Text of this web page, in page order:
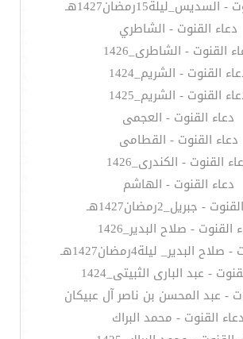
دعاء القنوت - الشاطري
القنوت - الشاطرى_1426
القنوت - الشريم_1424
القنوت - الشريم_1425
دعاء القنوت - العجمى
دعاء القنوت - القطامى
القنوت - الكندرى_1426
دعاء القنوت - الهاشم
- جبريل_2رمضان1427هـ
القنوت - صلاح البدير_1426
البدير_ ليلة4رمضان1427هـ
- عبد البارى الثبيتى_1424
- عبد المحسن بن ناصر آل عبيكان
دعاء القنوت - محمد البراك